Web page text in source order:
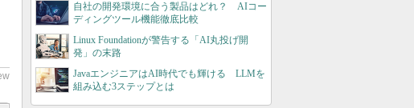
自社の開発環境に合う製品はどれ？ AIコー
ディングツール機能徹底比較
Linux Foundationが警告する「AI丸投げ開
発」の末路
JavaエンジニアはAI時代でも輝ける LLMを
組み込む3ステップとは